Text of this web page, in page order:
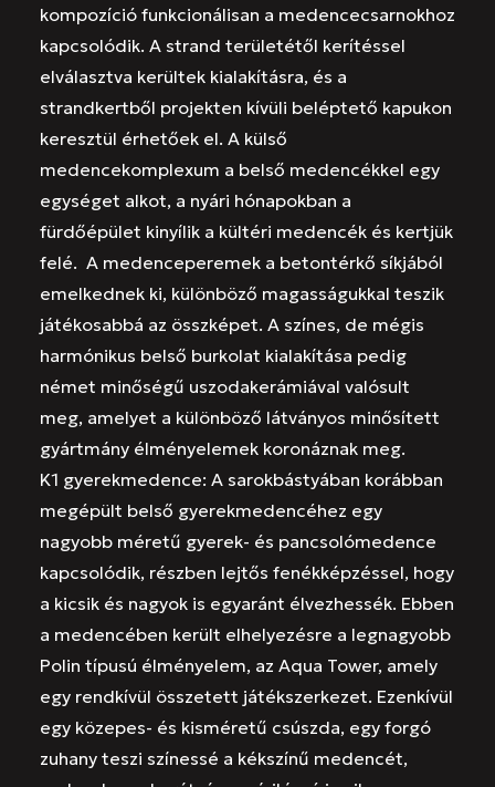
kompozíció funkcionálisan a medencecsarnokhoz
kapcsolódik. A strand területétől kerítéssel
elválasztva kerültek kialakításra, és a
strandkertből projekten kívüli beléptető kapukon
keresztül érhetőek el. A külső
medencekomplexum a belső medencékkel egy
egységet alkot, a nyári hónapokban a
fürdőépület kinyílik a kültéri medencék és kertjük
felé. A medenceperemek a betontérkő síkjából
emelkednek ki, különböző magasságukkal teszik
játékosabbá az összképet. A színes, de mégis
harmónikus belső burkolat kialakítása pedig
német minőségű uszodakerámiával valósult
meg, amelyet a különböző látványos minősített
gyártmány élményelemek koronáznak meg.
K1 gyerekmedence: A sarokbástyában korábban
megépült belső gyerekmedencéhez egy
nagyobb méretű gyerek- és pancsolómedence
kapcsolódik, részben lejtős fenékképzéssel, hogy
a kicsik és nagyok is egyaránt élvezhessék. Ebben
a medencében került elhelyezésre a legnagyobb
Polin típusú élményelem, az Aqua Tower, amely
egy rendkívül összetett játékszerkezet. Ezenkívül
egy közepes- és kisméretű csúszda, egy forgó
zuhany teszi színessé a kékszínű medencét,